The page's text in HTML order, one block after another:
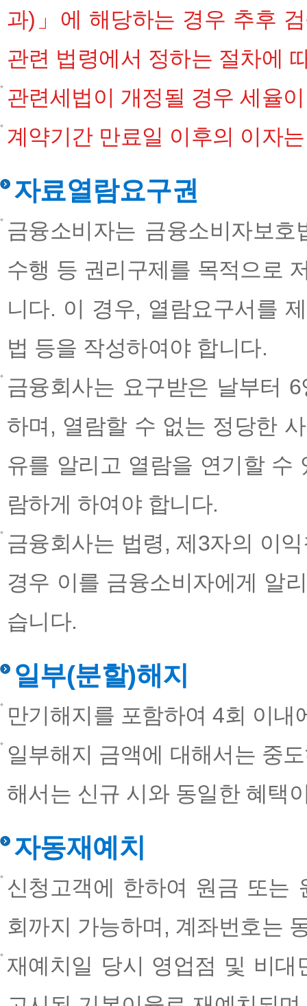
과)」에 해당하는 경우 추후
관련 법령에서 정하는 절차에
관련세법이 개정될 경우 세율
계약기간 만료일 이후의 이자
자료열람요구권
금융소비자는 금융소비자보
수행 등 권리구제를 목적으로
니다. 이 경우, 열람요구서를
법 등을 작성하여야 합니다.
금융회사는 요구받은 날부터
하며, 열람할 수 없는 정당한
유를 알리고 열람을 연기할 수
람하게 하여야 합니다.
금융회사는 법령, 제3자의 이
경우 이를 금융소비자에게 알
습니다.
일부(분할)해지
만기해지를 포함하여 4회 이
일부해지 금액에 대해서는 중
해서는 신규 시와 동일한 혜택
자동재예치
신청고객에 한하여 원금 또는
회까지 가능하며, 계좌번호는
재예치일 당시 영업점 및 비대